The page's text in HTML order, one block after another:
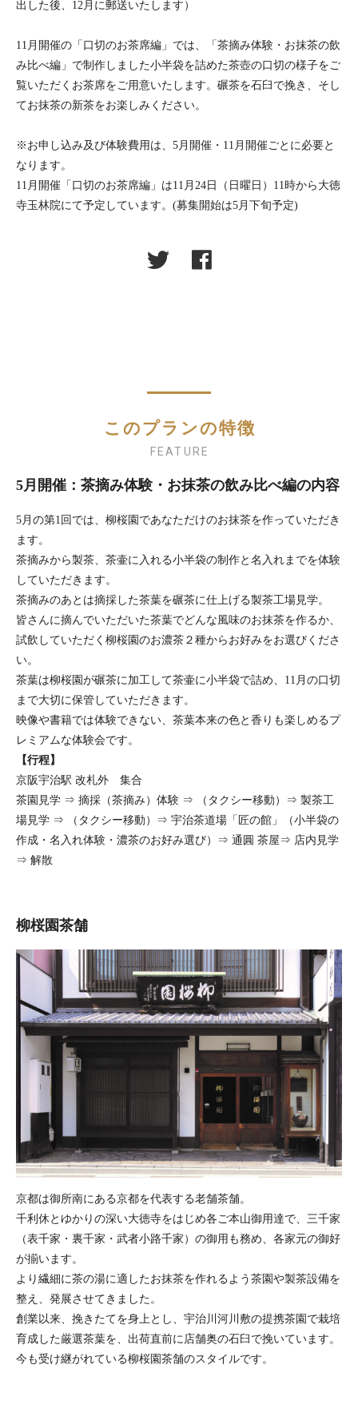
出した後、12月に郵送いたします）
11月開催の「口切のお茶席編」では、「茶摘み体験・お抹茶の飲
み比べ編」で制作しました小半袋を詰めた茶壺の口切の様子をご
覧いただくお茶席をご用意いたします。碾茶を石臼で挽き、そし
てお抹茶の新茶をお楽しみください。
※お申し込み及び体験費用は、5月開催・11月開催ごとに必要と
なります。
11月開催「口切のお茶席編」は11月24日（日曜日）11時から大徳
寺玉林院にて予定しています。(募集開始は5月下旬予定)
このプランの特徴
FEATURE
5月開催：茶摘み体験・お抹茶の飲み比べ編の内容
5月の第1回では、柳桜園であなただけのお抹茶を作っていただき
ます。
茶摘みから製茶、茶壷に入れる小半袋の制作と名入れまでを体験
していただきます。
茶摘みのあとは摘採した茶葉を碾茶に仕上げる製茶工場見学。
皆さんに摘んでいただいた茶葉でどんな風味のお抹茶を作るか、
試飲していただく柳桜園のお濃茶２種からお好みをお選びくださ
い。
茶葉は柳桜園が碾茶に加工して茶壷に小半袋で詰め、11月の口切
まで大切に保管していただきます。
映像や書籍では体験できない、茶葉本来の色と香りも楽しめるプ
レミアムな体験会です。
【行程】
京阪宇治駅 改札外 集合
茶園見学 ⇒ 摘採（茶摘み）体験 ⇒ （タクシー移動）⇒ 製茶工
場見学 ⇒ （タクシー移動）⇒ 宇治茶道場「匠の館」（小半袋の
作成・名入れ体験・濃茶のお好み選び）⇒ 通圓 茶屋⇒ 店内見学
⇒ 解散
柳桜園茶舗
京都は御所南にある京都を代表する老舗茶舗。
千利休とゆかりの深い大徳寺をはじめ各ご本山御用達で、三千家
（表千家・裏千家・武者小路千家）の御用も務め、各家元の御好
が揃います。
より繊細に茶の湯に適したお抹茶を作れるよう茶園や製茶設備を
整え、発展させてきました。
創業以来、挽きたてを身上とし、宇治川河川敷の提携茶園で栽培
育成した厳選茶葉を、出荷直前に店舗奥の石臼で挽いています。
今も受け継がれている柳桜園茶舗のスタイルです。